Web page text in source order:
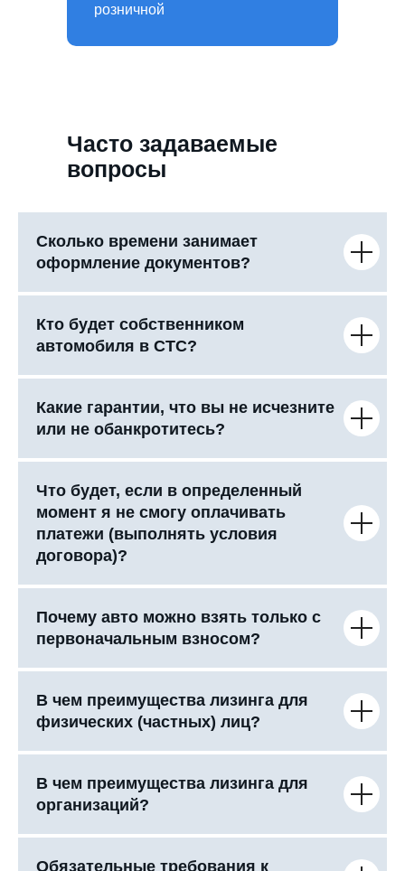
розничной
Часто задаваемые
вопросы
Сколько времени занимает
оформление документов?
Кто будет собственником
автомобиля в СТС?
Какие гарантии, что вы не исчезните
или не обанкротитесь?
Что будет, если в определенный
момент я не смогу оплачивать
платежи (выполнять условия
договора)?
Почему авто можно взять только с
первоначальным взносом?
В чем преимущества лизинга для
физических (частных) лиц?
В чем преимущества лизинга для
организаций?
Обязательные требования к